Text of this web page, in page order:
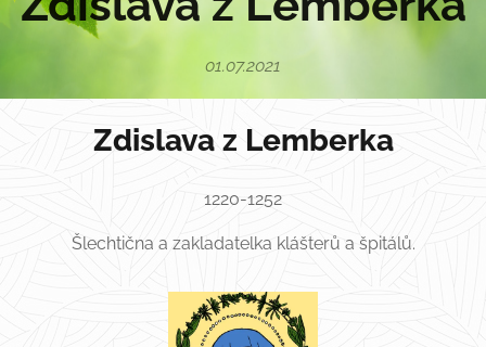
01.07.2021
Zdislava z Lemberka
1220-1252
Šlechtična a zakladatelka klášterů a špitálů.